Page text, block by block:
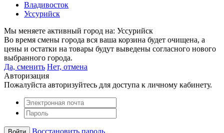
Владивосток
Уссурийск
Мы меняете активный город на: Уссурийск
Во время смены города вся ваша корзина будет очищена, а
цены и остатки на товары будут выведены согласного нового
выбранного города.
Да, сменить Нет, отмена
Авторизация
Пожалуйста авторизуйтесь для доступа к личному кабинету.